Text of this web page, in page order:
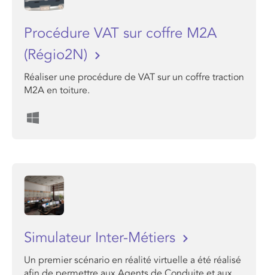
Procédure VAT sur coffre M2A
(Régio2N)
Réaliser une procédure de VAT sur un coffre traction
M2A en toiture.
Simulateur Inter-Métiers
Un premier scénario en réalité virtuelle a été réalisé